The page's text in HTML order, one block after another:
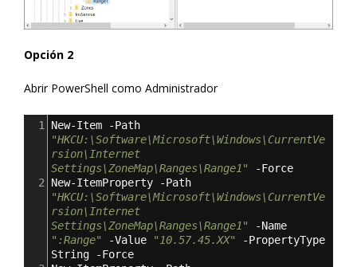
Opción 2
Abrir PowerShell como Administrador
1
"HKCU:\Software\Microsoft\Windows\CurrentVe
rsion\Internet
Settings\ZoneMap\Ranges\Range1"
-Force
2
"HKCU:\Software\Microsoft\Windows\CurrentVe
rsion\Internet
Settings\ZoneMap\Ranges\Range1"
":Range"
-Value "10.57.45.XX"
-PropertyType
String -Force